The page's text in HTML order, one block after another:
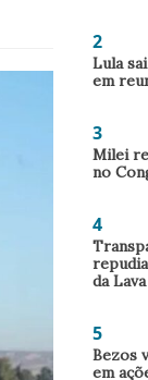
2
Lula
em
3
Milei
no
4
da
5
Bezos
em